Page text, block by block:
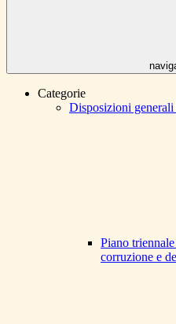
Categorie
Disposizioni generali
Piano
corruzione e